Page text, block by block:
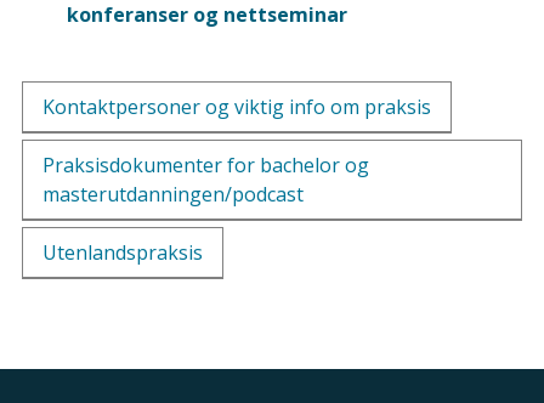
konferanser og nettseminar
Kontaktpersoner og viktig info om praksis
Praksisdokumenter for bachelor og
masterutdanningen/podcast
Utenlandspraksis